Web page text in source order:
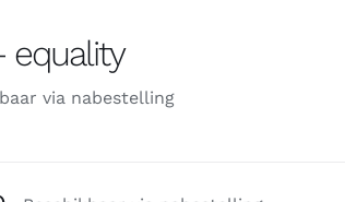
equality
via nabestelling